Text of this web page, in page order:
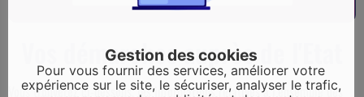
Vos démarches auprès de l'Etat
Vous trouverez ci-dessous, les informations relatives à l’ensemble des
Gestion des cookies
Pour vous fournir des services, améliorer votre
expérience sur le site, le sécuriser, analyser le trafic,